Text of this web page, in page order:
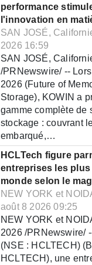
performance
l'innovation en
SAN JOSÉ,
2026 16:59
SAN JOSÉ,
/PRNewswire/ --
2026 (Future of
Storage), KOWIN a
gamme complète de
stockage : couvrant
embarqué,…
HCLTech figure
entreprises les
monde selon le
NEW YORK et
août 8 2026 09:25
NEW YORK et
2026 /PRNewswire/
(NSE : HCLTECH)
HCLTECH), une